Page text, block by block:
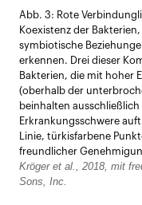
Abb. 3: Rote
Koexistenz der
symbiotische
erkennen. Drei dieser
Bakterien, die mit hoher
(oberhalb der
beinhalten
Erkrankungsschwere
Linie, türkisfarbene
freundlicher
Kröger et al., 2018, mit
Sons, Inc.